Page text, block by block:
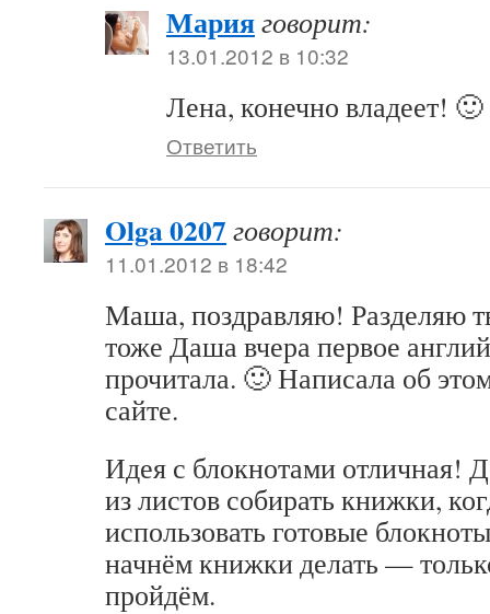
Марияговорит:
13.01.2012 в 10:32
Лена, конечно владеет!
Ответить
Olga 0207 говорит:
11.01.2012 в 18:42
Маша, поздравляю! Разделяю
тоже Даша вчера первое
прочитала. 🙂 Написала об
сайте.
Идея с блокнотами отличная!
из листов собирать книжки,
использовать готовые
начнём книжки делать —
пройдём.